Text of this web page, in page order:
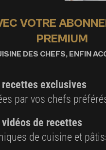
VOTRE
PREMIUM
DES CHEFS, ENFIN
recettes exclusives
par vos chefs
vidéos de recettes
de cuisine et